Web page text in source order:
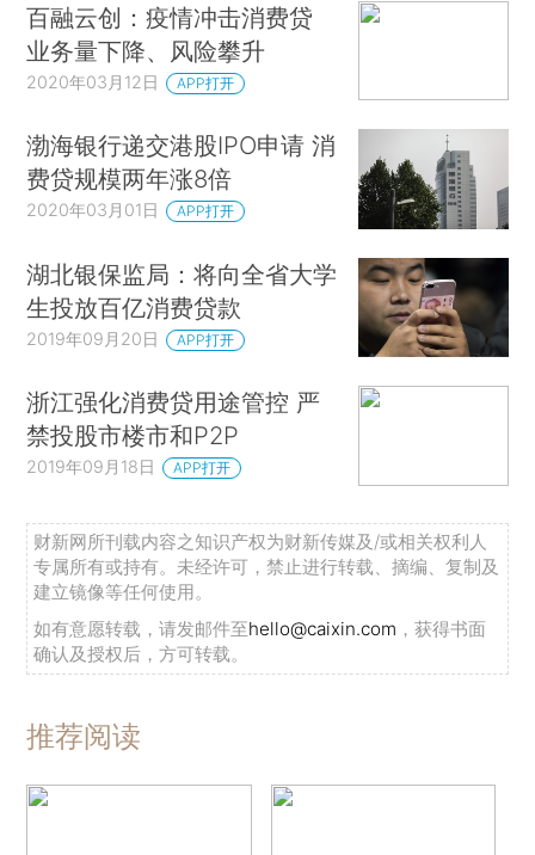
百融云创：疫情冲击消费贷
业务量下降、风险攀升
2020年03月12日 APP打开
渤海银行递交港股IPO申请 消
费贷规模两年涨8倍
2020年03月01日 APP打开
湖北银保监局：将向全省大学
生投放百亿消费贷款
2019年09月20日 APP打开
浙江强化消费贷用途管控 严
禁投股市楼市和P2P
2019年09月18日 APP打开
财新网所刊载内容之知识产权为财新传媒及/或相关权利人
专属所有或持有。未经许可，禁止进行转载、摘编、复制及
建立镜像等任何使用。
如有意愿转载，请发邮件至hello@caixin.com ，获得书面
确认及授权后，方可转载。
推荐阅读